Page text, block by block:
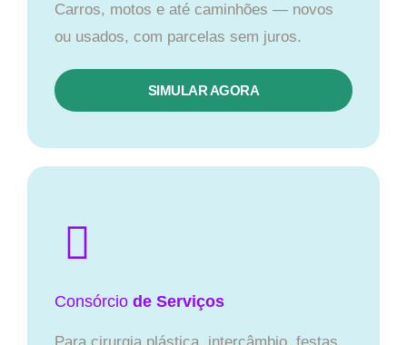
Carros, motos e até caminhões — novos
ou usados, com parcelas sem juros.
SIMULAR AGORA
Consórcio de Serviços